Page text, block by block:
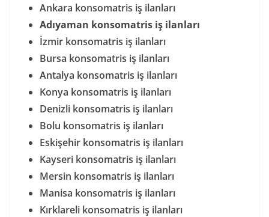
Ankara konsomatris iş ilanları
Adıyaman konsomatris iş ilanları
İzmir konsomatris iş ilanları
Bursa konsomatris iş ilanları
Antalya konsomatris iş ilanları
Konya konsomatris iş ilanları
Denizli konsomatris iş ilanları
Bolu konsomatris iş ilanları
Eskişehir konsomatris iş ilanları
Kayseri konsomatris iş ilanları
Mersin konsomatris iş ilanları
Manisa konsomatris iş ilanları
Kırklareli konsomatris iş ilanları